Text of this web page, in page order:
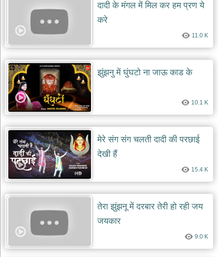
दयाल
भजन
lal
bhajans
शनि
देव
भजन
shani
dev
आज
का
भजन
bhajan
the
day
bhajans
दादी के मंगल में मिल कर हम प्रण ये
करे
11.0 K
झुंझनु में घुंघटो ना जाऊ काड के
10.1 K
मेरे संग संग चलती दादी की परछाई
देखी हैं
15.4 K
तेरा झुंझनू में दरबार तेरी हो रही जय
जयकार
9.0 K